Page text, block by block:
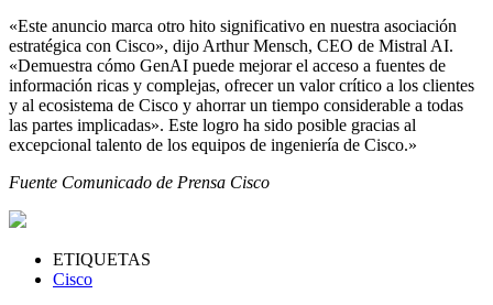
«Este anuncio marca otro hito significativo en nuestra asociación
estratégica con Cisco», dijo Arthur Mensch, CEO de Mistral AI.
«Demuestra cómo GenAI puede mejorar el acceso a fuentes de
información ricas y complejas, ofrecer un valor crítico a los clientes
y al ecosistema de Cisco y ahorrar un tiempo considerable a todas
las partes implicadas». Este logro ha sido posible gracias al
excepcional talento de los equipos de ingeniería de Cisco.»
Fuente Comunicado de Prensa Cisco
ETIQUETAS
Cisco